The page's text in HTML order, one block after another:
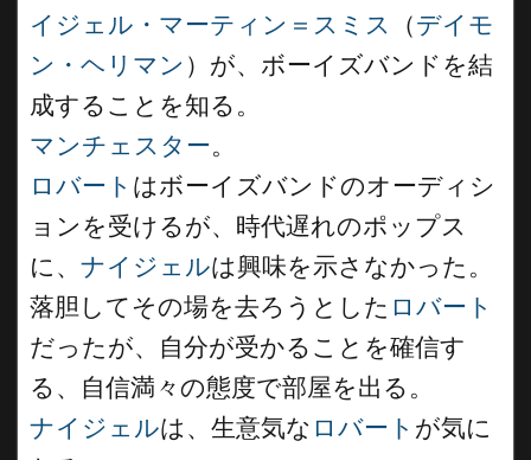
イジェル・マーティン＝スミス
（デイモ
ン・ヘリマン ）が、ボーイズバンドを結
成することを知る。
マンチェスター。
ロバート はボーイズバンドのオーディシ
ョンを受けるが、時代遅れのポップス
に、 ナイジェルは興味を示さなかった。
落胆してその場を去ろうとした ロバート
だったが、自分が受かることを確信す
る、自信満々の態度で部屋を出る。
ナイジェルは、生意気な ロバート が気に